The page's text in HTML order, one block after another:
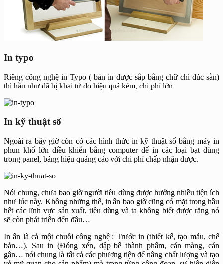
In typo
Riêng công nghệ in Typo ( bản in được sắp bằng chữ chì đúc sẵn)
thì hầu như đã bị khai tử do hiệu quả kém, chi phí lớn.
In kỹ thuật số
Ngoài ra bây giờ còn có các hình thức in kỹ thuật số bằng máy in
phun khổ lớn điều khiển bằng computer để in các loại bạt dùng
trong panel, bảng hiệu quảng cáo với chi phí chấp nhận được.
Nói chung, chưa bao giờ người tiêu dùng được hưởng nhiều tiện ích
như lúc này. Không những thế, in ấn bao giờ cũng có mặt trong hầu
hết các lĩnh vực sản xuất, tiêu dùng và ta không biết được rằng nó
sẽ còn phát triển đến đâu…
In ấn là cả một chuỗi công nghệ : Trước in (thiết kế, tạo mẫu, chế
bản…). Sau in (Đóng xén, dập bế thành phẩm, cán màng, cán
gân… nói chung là tất cả các phương tiện để nâng chất lượng và tạo